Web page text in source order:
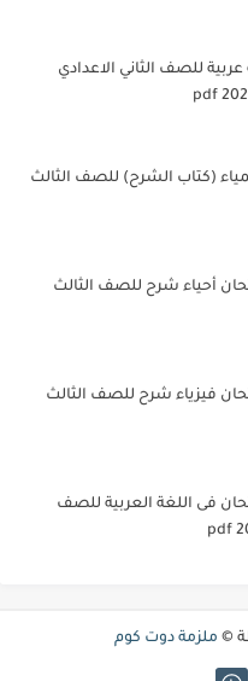
للصف الثاني الاعدادي
(كتاب الشرح) للصف الثالث
أحياء شرح للصف الثالث
فيزياء شرح للصف الثالث
فى اللغة العربية للصف
© ملزمة دوت كوم